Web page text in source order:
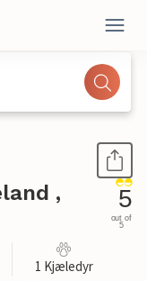
,
5
out of
5
1 Kjæledyr